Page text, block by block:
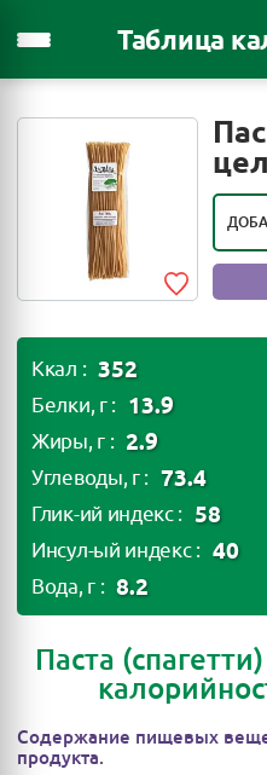
Таблица
Ккал : 352
Белки, г : 13.9
Жиры, г : 2.9
Углеводы, г : 73.4
Глик-ий индекс : 58
Инсул-ый индекс : 40
Вода, г : 8.2
Паста
Содержание пищевых
продукта.